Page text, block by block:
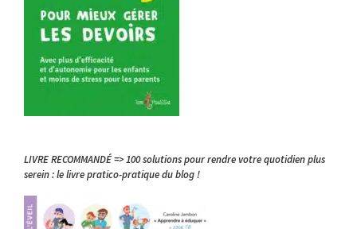
LIVRE RECOMMANDÉ => 100 solutions pour rendre votre quotidien plus
serein : le livre pratico-pratique du blog !